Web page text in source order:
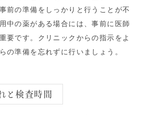
前の準備をしっかりと行うことが不
中の薬がある場合には、事前に医師
要です。クリニックからの指示をよ
の準備を忘れずに行いましょう。
と検査時間